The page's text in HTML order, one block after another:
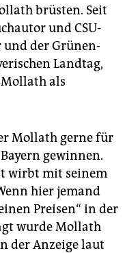
brüsten. Seit
und CSU-
der Grünen-
Landtag,
als
Mollath gerne für
gewinnen.
wirbt mit seinem
hier jemand
Preisen“ in der
wurde Mollath
der Anzeige laut